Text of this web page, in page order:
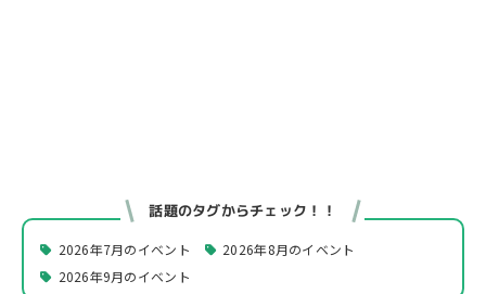
話題のタグからチェック！！
2026年7月のイベント
2026年8月のイベント
2026年9月のイベント